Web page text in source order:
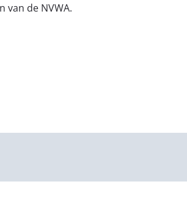
van de NVWA.